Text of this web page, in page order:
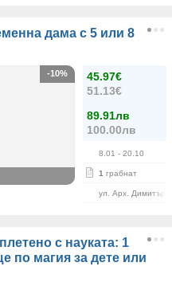
дама с 5 или 8
45.97€
51.13€
89.91лв
100.00лв
8.01 - 20.10
1 грабнат
ул. Арх. Димитър
-10%
с науката: 1
по магия за дете или